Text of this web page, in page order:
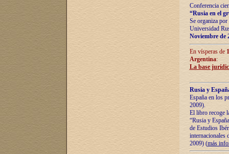
Conferencia
“Rusia en el
Se organiza
Universidad
Noviembre de
En vísperas de
Argentina:
La base
Rusia y
España en los
2009).
El libro recoge
“Rusia y
de Estudios
internacionales
2009) (más